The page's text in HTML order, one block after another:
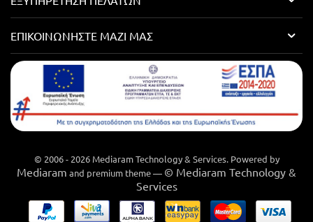
ΕΠΙΚΟΙΝΩΝΉΣΤΕ ΜΑΖΊ ΜΑΣ
© 2006 - 2026 Mediaram Technology & Services. Powered by
Mediaram and premium theme — © Mediaram Technology &
Services